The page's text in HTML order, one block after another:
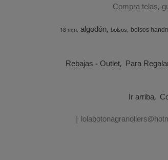
Compra telas,
18 mm algodón bolsos bolsos
Rebajas - Outlet Para
Ir arriba
|